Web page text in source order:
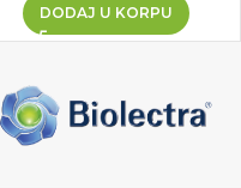
DODAJ U KORPU